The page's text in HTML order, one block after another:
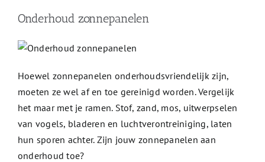
Onderhoud zonnepanelen
Hoewel zonnepanelen onderhoudsvriendelijk zijn,
moeten ze wel af en toe gereinigd worden. Vergelijk
het maar met je ramen. Stof, zand, mos, uitwerpselen
van vogels, bladeren en luchtverontreiniging, laten
hun sporen achter. Zijn jouw zonnepanelen aan
onderhoud toe?